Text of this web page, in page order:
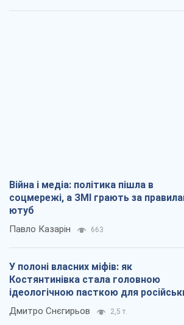
Війна і медіа: політика пішла в
соцмережі, а ЗМІ грають за
ютуб
Павло Казарін 663
У полоні власних міфів: як
Костянтинівка стала головною
ідеологічною пасткою для
окупантів
Дмитро Снєгирьов 2,5 т.